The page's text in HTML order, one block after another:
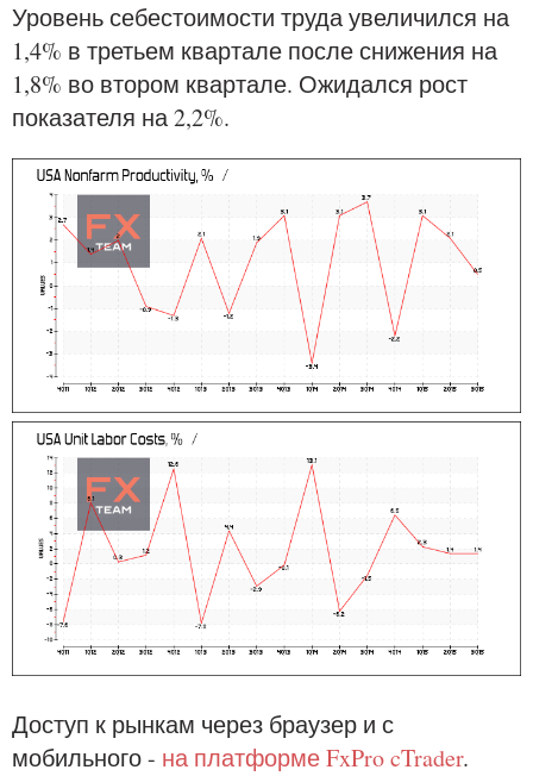
Уровень себестоимости труда увеличился на
1,4% в третьем квартале после снижения на
1,8% во втором квартале. Ожидался рост
показателя на 2,2%.
Доступ к рынкам через браузер и с
мобильного - на платформе FxPro cTrader.